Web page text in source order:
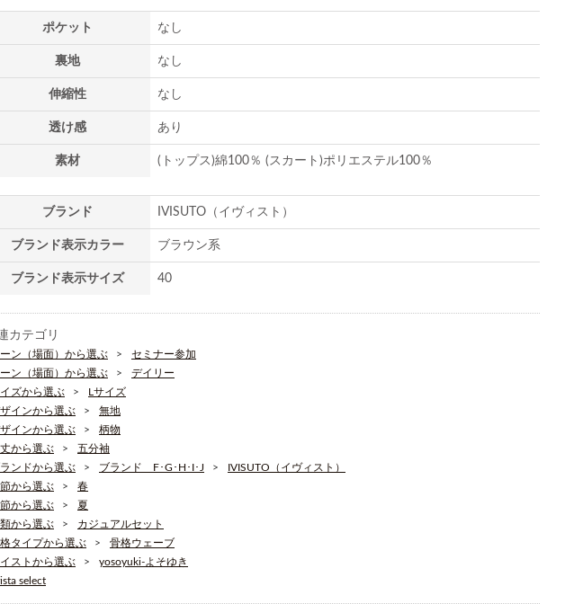
ポケット なし
裏地 なし
伸縮性 なし
透け感 あり
素材 (トップス)綿100％ (スカート)ポリエステル100％
ブランド IVISUTO（イヴィスト）
ブランド表示カラー ブラウン系
ブランド表示サイズ 40
カテゴリ
ン（場面）から選ぶ
セミナー参加
ン（場面）から選ぶ
デイリー
ズから選ぶ
Lサイズ
インから選ぶ
無地
インから選ぶ
柄物
から選ぶ
五分袖
ンドから選ぶ
ブランド F･G･H･I･J
IVISUTO（イヴィスト）
から選ぶ
春
から選ぶ
夏
から選ぶ
カジュアルセット
タイプから選ぶ
骨格ウェーブ
ストから選ぶ
yosoyuki-よそゆき
select